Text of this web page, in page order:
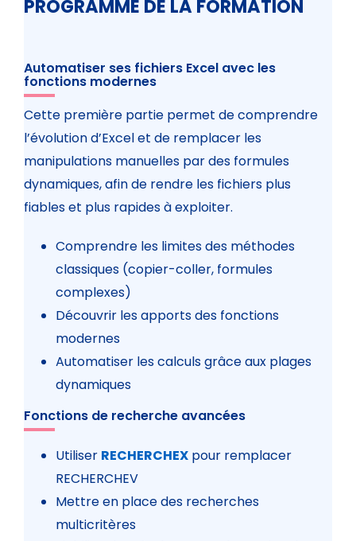
PROGRAMME DE LA FORMATION
Automatiser ses fichiers Excel avec les
fonctions modernes
Cette première partie permet de comprendre
l’évolution d’Excel et de remplacer les
manipulations manuelles par des formules
dynamiques, afin de rendre les fichiers plus
fiables et plus rapides à exploiter.
Comprendre les limites des méthodes
classiques (copier-coller, formules
complexes)
Découvrir les apports des fonctions
modernes
Automatiser les calculs grâce aux plages
dynamiques
Fonctions de recherche avancées
Utiliser RECHERCHEXpour remplacer
RECHERCHEV
Mettre en place des recherches
multicritères